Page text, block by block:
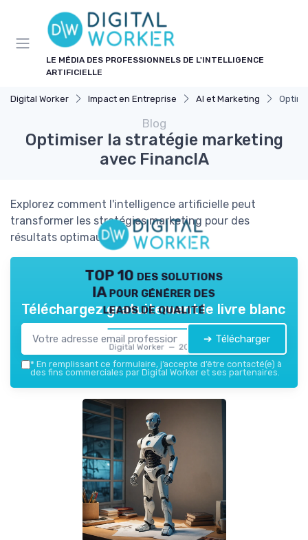
LE MÉDIA DES PROFESSIONNELS DE L'INTELLIGENCE
ARTIFICIELLE
Digital Worker Impact en Entreprise AI et Marketing
Blog
Optimiser la stratégie marketing
avec FinancIA
Explorez comment l'intelligence artificielle peut
transformer les stratégies marketing pour des
résultats optimaux.
TOP 10 des solutions
IA pour générer des
leads de qualité
Digital Worker — 2026
Téléchargez gratuitement le livre blanc
➔ Télécharger
* En remplissant ce formulaire, j’accepte d’être contacté(e) à
des fins commerciales par Digital Worker et ses partenaires.